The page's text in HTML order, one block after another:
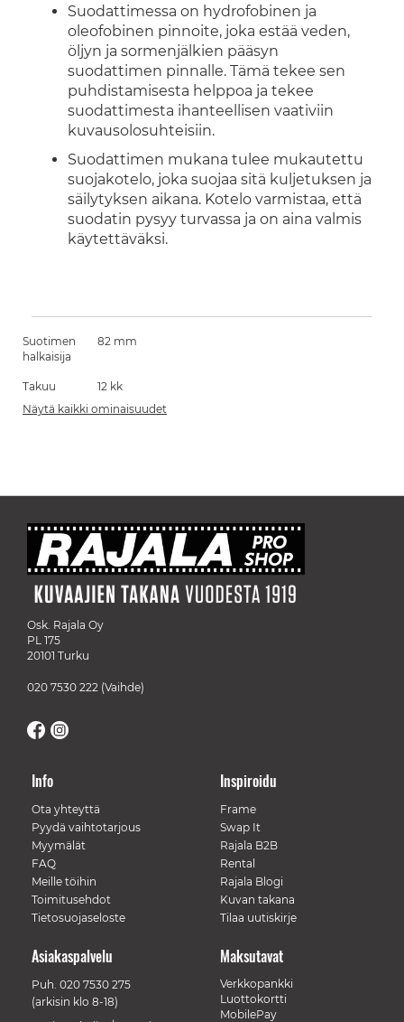
Suodattimessa on hydrofobinen ja
oleofobinen pinnoite, joka estää veden,
öljyn ja sormenjälkien pääsyn
suodattimen pinnalle. Tämä tekee sen
puhdistamisesta helppoa ja tekee
suodattimesta ihanteellisen vaativiin
kuvausolosuhteisiin.
Suodattimen mukana tulee mukautettu
suojakotelo, joka suojaa sitä kuljetuksen ja
säilytyksen aikana. Kotelo varmistaa, että
suodatin pysyy turvassa ja on aina valmis
käytettäväksi.
Suotimen
halkaisija
82 mm
Takuu
12 kk
Näytä kaikki ominaisuudet
Osk. Rajala Oy
PL 175
20101 Turku
020 7530 222 (Vaihde)
Info
Ota yhteyttä
Pyydä vaihtotarjous
Myymälät
FAQ
Meille töihin
Toimitusehdot
Tietosuojaseloste
Inspiroidu
Frame
Swap It
Rajala B2B
Rental
Rajala Blogi
Kuvan takana
Tilaa uutiskirje
Maksutavat
Verkkopankki
Luottokortti
MobilePay
Asiakaspalvelu
Puh. 020 7530 275
(arkisin klo 8-18)